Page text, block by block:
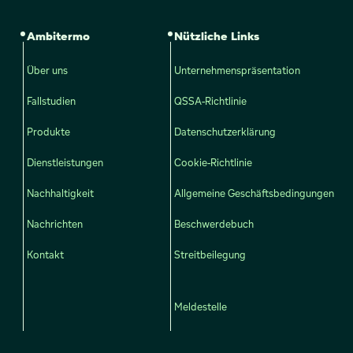
Ambitermo
Über uns
Fallstudien
Produkte
Dienstleistungen
Nachhaltigkeit
Nachrichten
Kontakt
Nützliche Links
Unternehmenspräsentation
QSSA-Richtlinie
Datenschutzerklärung
Cookie-Richtlinie
Allgemeine Geschäftsbedingungen
Beschwerdebuch
Streitbeilegung
Meldestelle